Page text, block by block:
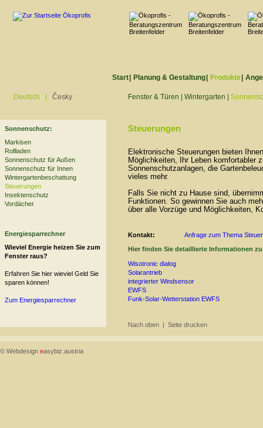
Start Planung & Gestaltung Produkte
Deutsch Česky Fenster & Türen Wintergarten
Sonnenschutz:
Markisen
Rollladen
Sonnenschutz für Außen
Sonnenschutz für Innen
Wintergartenbeschattung
Steuerungen
Insektenschutz
Vordächer
Energiesparrechner
Wieviel Energie heizen Sie zum
Fenster raus?
Erfahren Sie hier wieviel Geld Sie
sparen können!
Zum Energiesparrechner
Steuerungen
Elektronische Steuerungen bieten
Möglichkeiten, Ihr Leben komfortabler
Sonnenschutzanlagen, die
vieles mehr.
Falls Sie nicht zu Hause sind,
Funktionen. So gewinnen Sie auch
über alle Vorzüge und Möglichkeiten,
Kontakt:
Anfrage zum Thema
Hier finden Sie detaillierte Informationen
Wisotronic dialog
Solarantrieb
integrierter Windsensor
EWFS
Funk-Solar-Wetterstation EWFS
Nach oben | Seite drucken
© Webdesign easybiz.austria